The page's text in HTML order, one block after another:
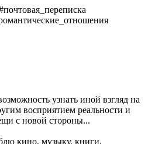
узнать иной взгляд на
восприятием реальности и
с новой стороны...
кино, музыку, книги,